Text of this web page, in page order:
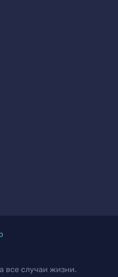
все случаи жизни.